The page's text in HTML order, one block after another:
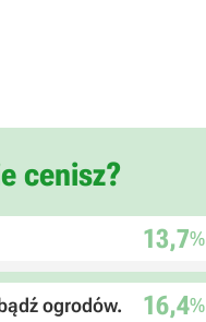
cenisz?
13,7%
ogrodów. 16,4%